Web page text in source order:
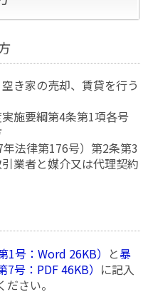
き家の売却、賃貸を行う
施要綱第4条第1項各号
法律第176号）第2条第3
業者と媒介又は代理契約
号：Word 26KB） と暴
号：PDF 46KB） に記入
さい。